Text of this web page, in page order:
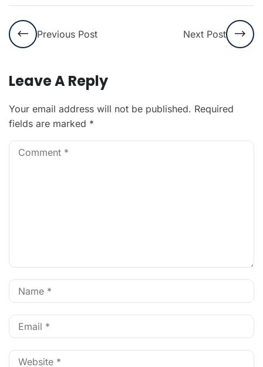
Previous Post Next Post
Leave A Reply
Your email address will not be published. Required
fields are marked *